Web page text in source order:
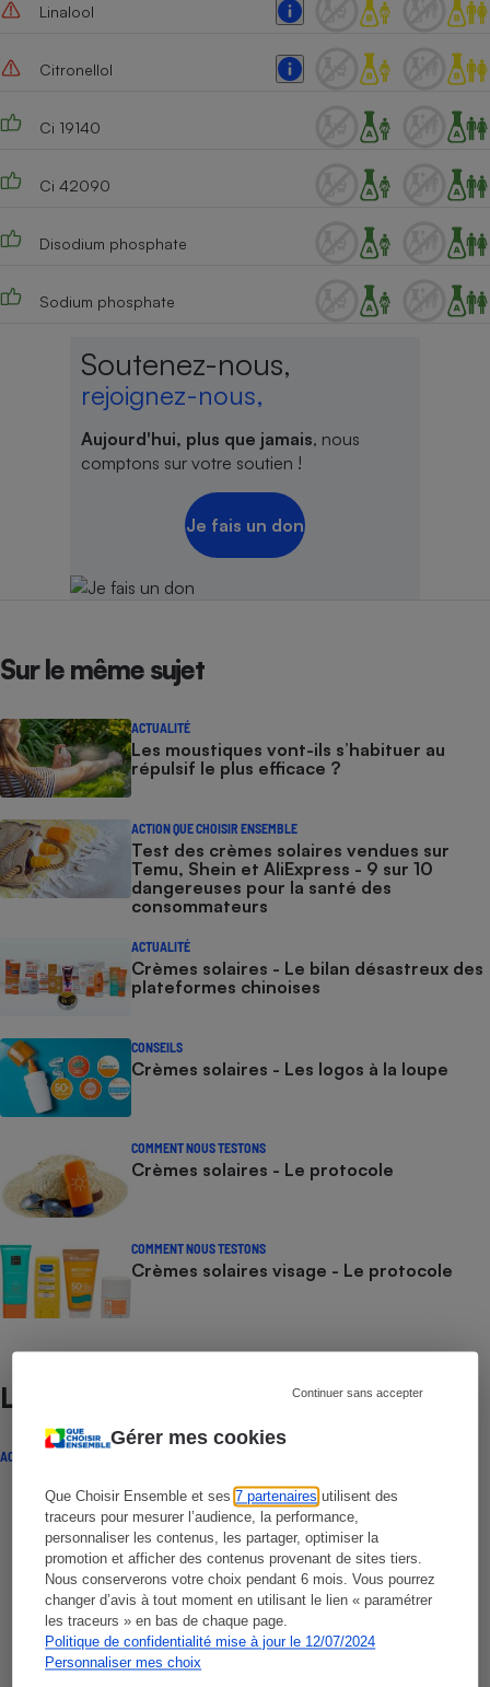
Gérer mes cookies
Que Choisir Ensemble et ses7 partenaires utilisent des
traceurs pour mesurer l’audience, la performance,
personnaliser les contenus, les partager, optimiser la
promotion et afficher des contenus provenant de sites tiers.
Nous conserverons votre choix pendant 6 mois. Vous pourrez
changer d’avis à tout moment en utilisant le lien « paramétrer
les traceurs » en bas de chaque page.
Politique de confidentialité mise à jour le 12/07/2024
Personnaliser mes choix
Continuer sans accepter
Linalool
Citronellol
Ci 19140
Ci 42090
Disodium phosphate
Sodium phosphate
Soutenez-nous,
rejoignez-nous,
Aujourd'hui, plus que jamais, nous
comptons sur votre soutien !
Je fais un don
Sur le même sujet
ACTUALITÉ
Les moustiques vont-ils s’habituer au
répulsif le plus efficace ?
ACTION QUE CHOISIR ENSEMBLE
Test des crèmes solaires vendues sur
Temu, Shein et AliExpress - 9 sur 10
dangereuses pour la santé des
consommateurs
ACTUALITÉ
Crèmes solaires - Le bilan désastreux des
plateformes chinoises
CONSEILS
Crèmes solaires - Les logos à la loupe
COMMENT NOUS TESTONS
Crèmes solaires - Le protocole
COMMENT NOUS TESTONS
Crèmes solaires visage - Le protocole
Lire aussi
ACTUALITÉ